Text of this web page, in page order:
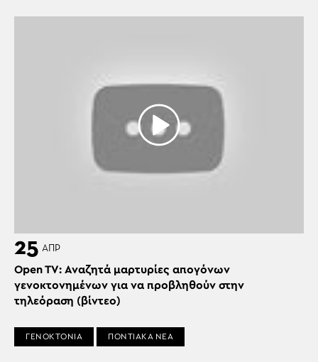
25 ΑΠΡ
Open TV: Αναζητά μαρτυρίες απογόνων
γενοκτονημένων για να προβληθούν στην
τηλεόραση (βίντεο)
ΓΕΝΟΚΤΟΝΙΑ ΠΟΝΤΙΑΚΑ ΝΕΑ